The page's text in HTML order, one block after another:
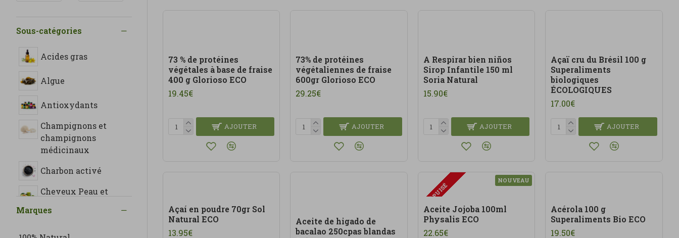
Sous-catégories
Acides gras
Algue
Antioxydants
Champignons et
champignons
médicinaux
Charbon activé
Cheveux Peau et
cartilage
Marques
73 % de protéines
végétales à base de fraise
400 g Glorioso ECO
19.45€
AJOUTER
73% de protéines
végétaliennes de fraise
600gr Glorioso ECO
29.25€
AJOUTER
A Respirar bien niños
Sirop Infantile 150 ml
Soria Natural
15.90€
AJOUTER
Açaï cru du Brésil 100 g
Superaliments
biologiques
ÉCOLOGIQUES
17.00€
AJOUTER
Açaí en poudre 70gr Sol
Natural ECO
13.95€
Aceite de higado de
bacalao 250cpas blandas
NOUVEAU
ÉPUISÉ
Aceite Jojoba 100ml
Physalis ECO
22.65€
Acérola 100 g
Superaliments Bio ECO
19.50€